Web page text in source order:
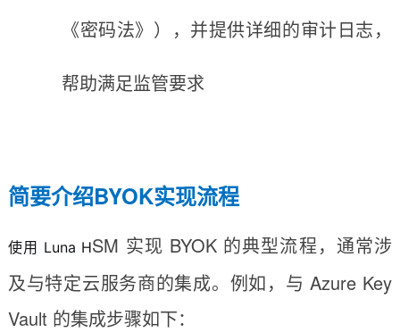
《密码法》），并提供详细的审计日志，
帮助满足监管要求
简要介绍BYOK实现流程
使用 Luna HSM 实现 BYOK 的典型流程，通常涉
及与特定云服务商的集成。例如，与 Azure Key
Vault 的集成步骤如下：